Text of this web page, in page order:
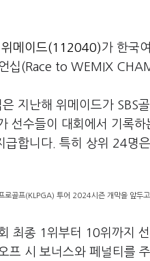
위메이드(112040)가 한국
십(Race to WEMIX
지난해 위메이드가 SBS
선수들이 대회에서 기록
급합니다. 특히 상위 24명
로골프(KLPGA) 투어 2024시즌 개막을 앞두
최종 1위부터 10위까지
시 보너스와 페널티를